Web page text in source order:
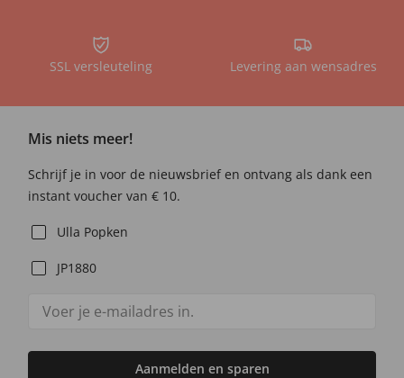
SSL versleuteling Levering aan wensadres
Mis niets meer!
Schrijf je in voor de nieuwsbrief en ontvang als dank een
instant voucher van € 10.
Ulla Popken
JP1880
Aanmelden en sparen